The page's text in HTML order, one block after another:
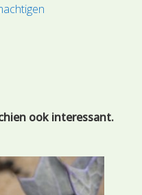
ook interessant.